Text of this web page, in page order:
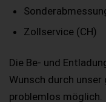
Zollservice (CH)
Die Be- und
Wunsch durch
problemlos möglich.